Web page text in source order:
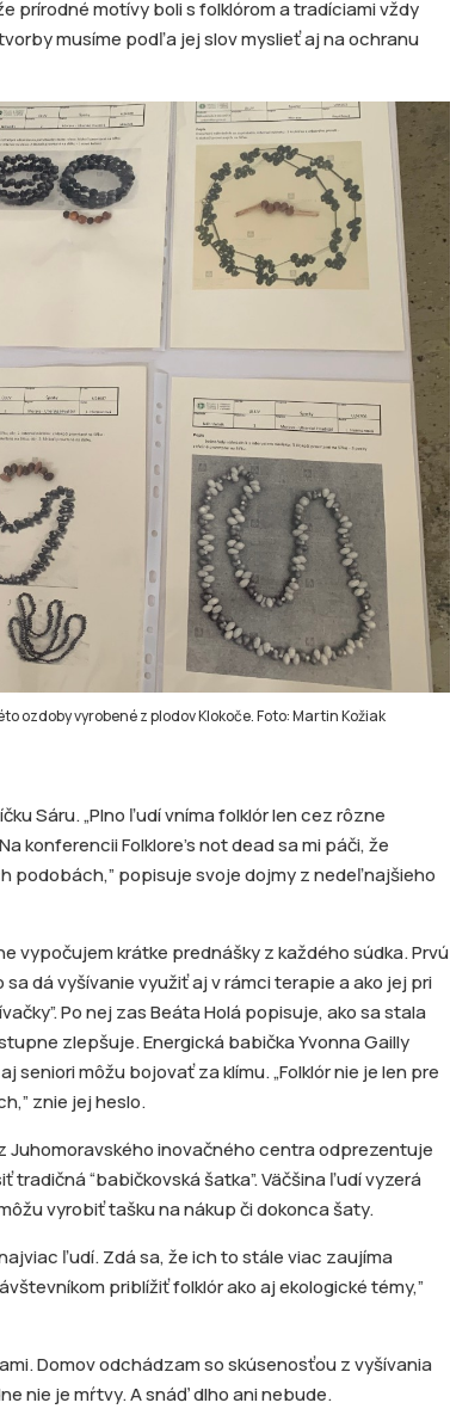
prírodné motívy boli s folklórom a tradíciami vždy
musíme podľa jej slov myslieť aj na ochranu
ozdoby vyrobené z plodov Klokoče. Foto: Martin Kožiak
Sáru. „Plno ľudí vníma folklór len cez rôzne
konferencii Folklore’s not dead sa mi páči, že
podobách,” popisuje svoje dojmy z nedeľnajšieho
vypočujem krátke prednášky z každého súdka. Prvú
dá vyšívanie využiť aj v rámci terapie a ako jej pri
Po nej zas Beáta Holá popisuje, ako sa stala
zlepšuje. Energická babička Yvonna Gailly
seniori môžu bojovať za klímu. „Folklór nie je len pre
znie jej heslo.
Juhomoravského inovačného centra odprezentuje
“babičkovská šatka”. Väčšina ľudí vyzerá
vyrobiť tašku na nákup či dokonca šaty.
ľudí. Zdá sa, že ich to stále viac zaujíma
priblížiť folklór ako aj ekologické témy,”
Domov odchádzam so skúsenosťou z vyšívania
nie je mŕtvy. A snáď dlho ani nebude.